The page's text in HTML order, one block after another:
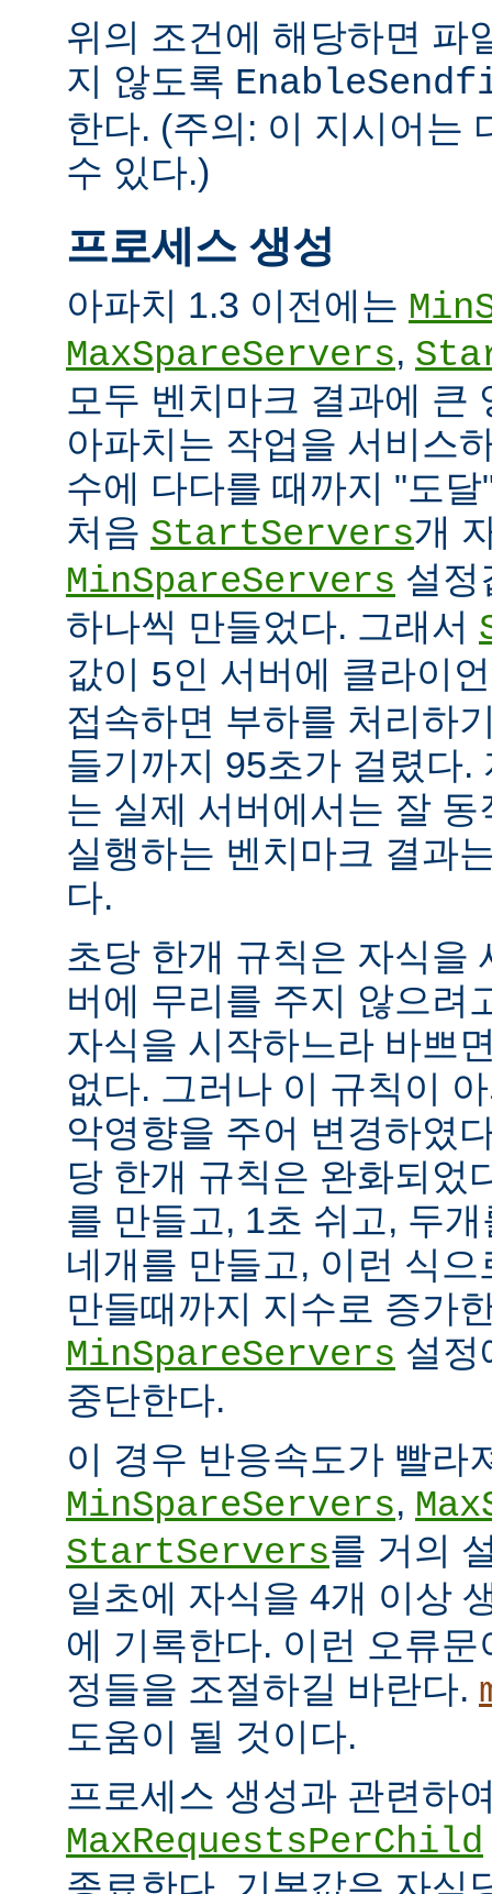
위의 조건에 해당하면 파
지 않도록
한다. (주의: 이 지시어는
수 있다.)
프로세스 생성
아파치 1.3 이전에는
MaxSpareServers,
모두 벤치마크 결과에 큰
아파치는 작업을 서비스
수에 다다를 때까지 "도
처음 StartServers개
MinSpareServers 설정
하나씩 만들었다. 그래서
값이 5인 서버에 클라이
접속하면 부하를 처리하
들기까지 95초가 걸렸다.
는 실제 서버에서는 잘
실행하는 벤치마크 결과
다.
초당 한개 규칙은 자식을
버에 무리를 주지 않으려
자식을 시작하느라 바쁘
없다. 그러나 이 규칙이
악영향을 주어 변경하였
당 한개 규칙은 완화되었
를 만들고, 1초 쉬고, 두
네개를 만들고, 이런 식
만들때까지 지수로 증가
MinSpareServers 설정
중단한다.
이 경우 반응속도가 빨라
MinSpareServers,
StartServers를 거의
일초에 자식을 4개 이상
에 기록한다. 이런 오류
정들을 조절하길 바란다.
도움이 될 것이다.
프로세스 생성과 관련하
MaxRequestsPerChild